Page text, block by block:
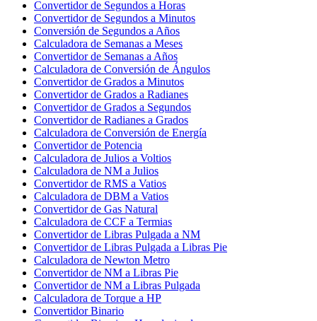
Convertidor de Segundos a Horas
Convertidor de Segundos a Minutos
Conversión de Segundos a Años
Calculadora de Semanas a Meses
Convertidor de Semanas a Años
Calculadora de Conversión de Ángulos
Convertidor de Grados a Minutos
Convertidor de Grados a Radianes
Convertidor de Grados a Segundos
Convertidor de Radianes a Grados
Calculadora de Conversión de Energía
Convertidor de Potencia
Calculadora de Julios a Voltios
Calculadora de NM a Julios
Convertidor de RMS a Vatios
Calculadora de DBM a Vatios
Convertidor de Gas Natural
Calculadora de CCF a Termias
Convertidor de Libras Pulgada a NM
Convertidor de Libras Pulgada a Libras Pie
Calculadora de Newton Metro
Convertidor de NM a Libras Pie
Convertidor de NM a Libras Pulgada
Calculadora de Torque a HP
Convertidor Binario